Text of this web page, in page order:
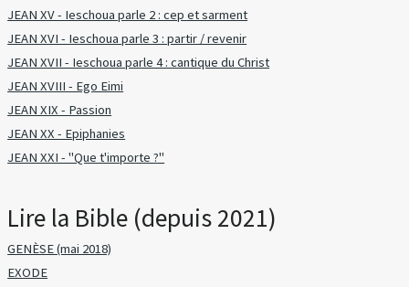
JEAN XV - Ieschoua parle 2 : cep et sarment
JEAN XVI - Ieschoua parle 3 : partir / revenir
JEAN XVII - Ieschoua parle 4 : cantique du Christ
JEAN XVIII - Ego Eimi
JEAN XIX - Passion
JEAN XX - Epiphanies
JEAN XXI - "Que t'importe ?"
Lire la Bible (depuis 2021)
GENÈSE (mai 2018)
EXODE